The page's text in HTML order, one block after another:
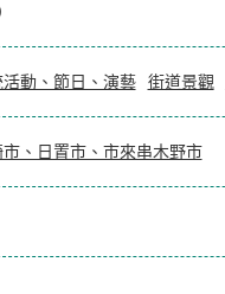
動、節日、演藝 街道景觀
、日置市、市來串木野市